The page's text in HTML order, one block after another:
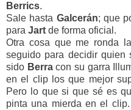
Berrics.
Sale hasta Galcerán; que
para Jart de forma oficial.
Otra cosa que me ronda
seguido para decidir
sido Berracon su garra
en el clip los que mejor
Pero lo que si que sé es
pinta una mierda en el